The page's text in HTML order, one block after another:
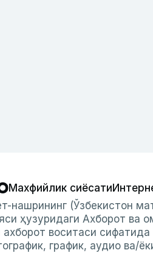
Махфийлик сиёсати
нашрининг (Ўзбекистон
ҳузуридаги Ахборот ва
воситаси
график, аудио ва/